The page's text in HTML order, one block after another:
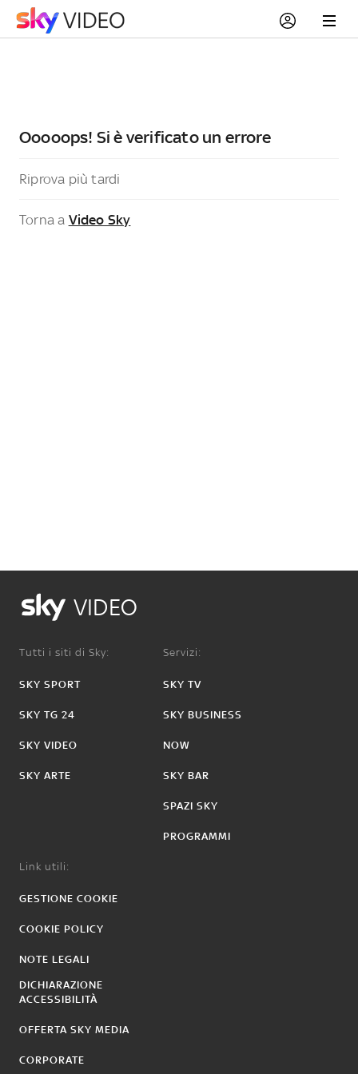
Ooooops! Si è verificato un errore
Riprova più tardi
Torna a Video Sky
VIDEO
Tutti i siti di Sky:
SKY SPORT
SKY TG 24
SKY VIDEO
SKY ARTE
Servizi:
SKY TV
SKY BUSINESS
NOW
SKY BAR
SPAZI SKY
PROGRAMMI
Link utili:
GESTIONE COOKIE
COOKIE POLICY
NOTE LEGALI
DICHIARAZIONE
ACCESSIBILITÀ
OFFERTA SKY MEDIA
CORPORATE